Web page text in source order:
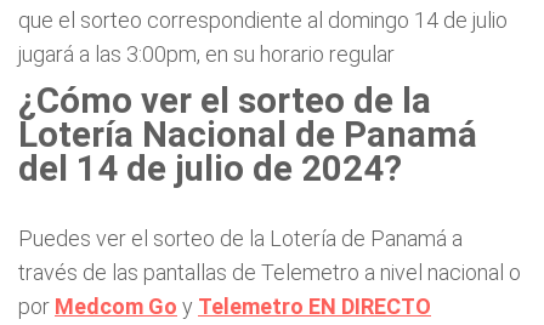
que el sorteo correspondiente al domingo 14 de julio
jugará a las 3:00pm, en su horario regular
¿Cómo ver el sorteo de la
Lotería Nacional de Panamá
del 14 de julio de 2024?
Puedes ver el sorteo de la Lotería de Panamá a
través de las pantallas de Telemetro a nivel nacional o
por Medcom Go y Telemetro EN DIRECTO